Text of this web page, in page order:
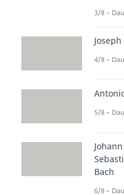
Du
Takt
Note
vier
Die
Taktes
sein:
auch aus
3/8 –
4/8 –
5/8 –
Johann
Bach
6/8 –